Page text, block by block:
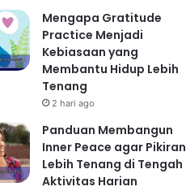
Mengapa Gratitude
Practice Menjadi
Kebiasaan yang
Membantu Hidup Lebih
Tenang
2 hari ago
Panduan Membangun
Inner Peace agar Pikiran
Lebih Tenang di Tengah
Aktivitas Harian